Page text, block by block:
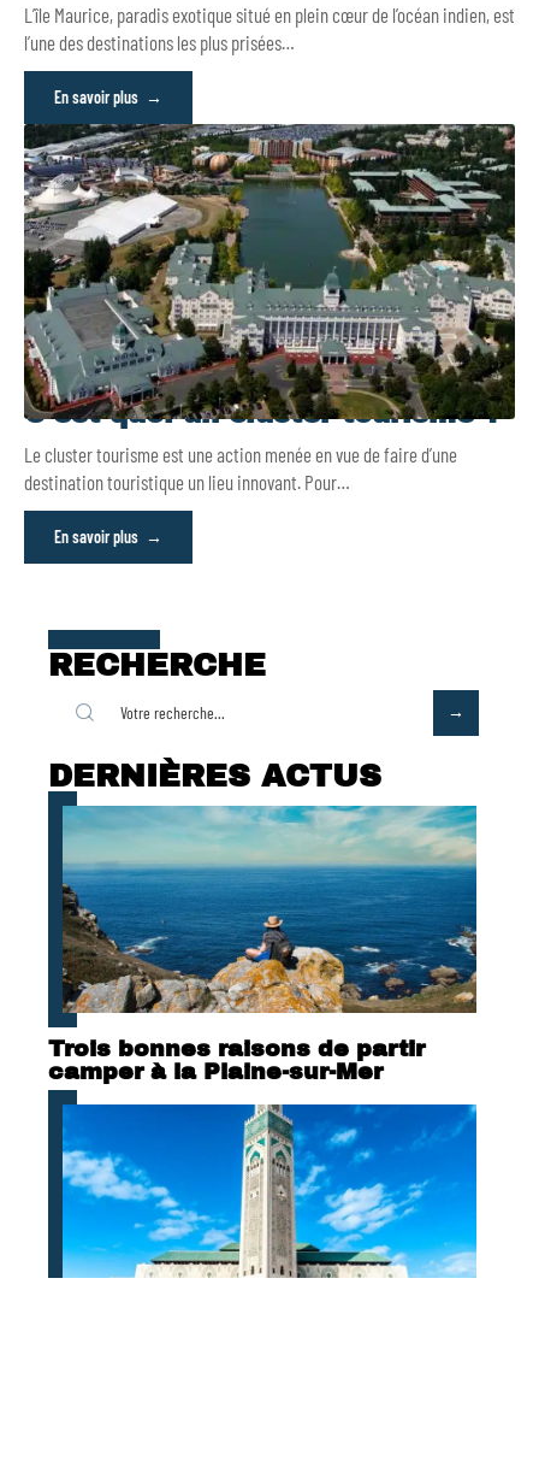
L’île Maurice, paradis exotique situé en plein cœur de l’océan indien, est
l’une des destinations les plus prisées…
En savoir plus
C’est quoi un cluster tourisme ?
Le cluster tourisme est une action menée en vue de faire d’une
destination touristique un lieu innovant. Pour…
En savoir plus
RECHERCHE
DERNIÈRES ACTUS
Trois bonnes raisons de partir
camper à la Plaine-sur-Mer